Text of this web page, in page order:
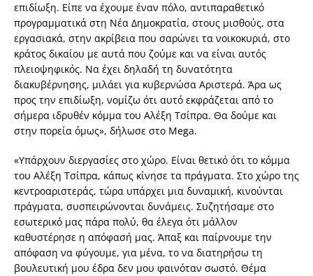
επιδίωξη. Είπε να έχουμε έναν πόλο, αντιπαραθετικό
προγραμματικά στη Νέα Δημοκρατία, στους μισθούς, στα
εργασιακά, στην ακρίβεια που σαρώνει τα νοικοκυριά, στο
κράτος δικαίου με αυτά που ζούμε και να είναι αυτός
πλειοψηφικός. Να έχει δηλαδή τη δυνατότητα
διακυβέρνησης, μιλάει για κυβερνώσα Αριστερά. Άρα ως
προς την επιδίωξη, νομίζω ότι αυτό εκφράζεται από το
σήμερα ιδρυθέν κόμμα του Αλέξη Τσίπρα. Θα δούμε και
στην πορεία όμως», δήλωσε στο Mega.
«Υπάρχουν διεργασίες στο χώρο. Είναι θετικό ότι το κόμμα
του Αλέξη Τσίπρα, κάπως κίνησε τα πράγματα. Στο χώρο της
κεντροαριστεράς, τώρα υπάρχει μια δυναμική, κινούνται
πράγματα, συσπειρώνονται δυνάμεις. Συζητήσαμε στο
εσωτερικό μας πάρα πολύ, θα έλεγα ότι μάλλον
καθυστέρησε η απόφασή μας. Άπαξ και παίρνουμε την
απόφαση να φύγουμε, για μένα, το να διατηρήσω τη
βουλευτική μου έδρα δεν μου φαινόταν σωστό. Θέμα